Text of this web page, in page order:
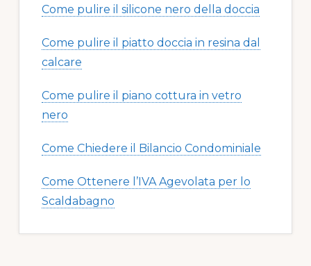
Come pulire il silicone nero della doccia​​
Come pulire il piatto doccia in resina dal
calcare​​
Come pulire il piano cottura in vetro
nero​​
Come Chiedere il Bilancio Condominiale
Come Ottenere l’IVA Agevolata per lo
Scaldabagno